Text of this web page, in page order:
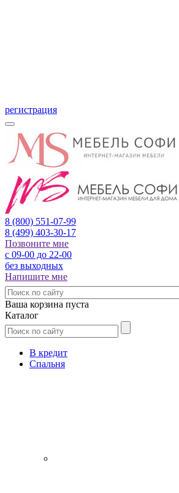
регистрация
8 (800) 551-07-99
8 (499) 403-30-17
Позвоните мне
с 09-00 до 22-00
без выходных
Напишите мне
Ваша корзина пуста
Каталог
В кредит
Спальня